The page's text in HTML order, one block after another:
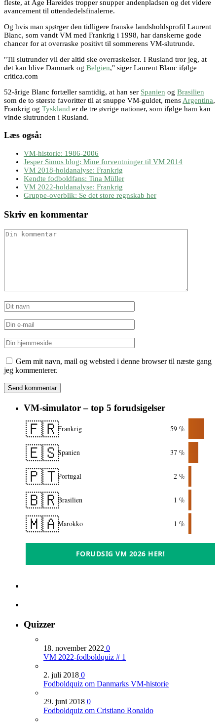
fleste, at Åge Hareides tropper snupper andenpladsen og det videre
avancement til ottendedelsfinalerne.
Og hvis man spørger den tidligere franske landsholdsprofil Laurent
Blanc, som vandt VM med Frankrig i 1998, har danskerne gode
chancer for at overraske positivt til sommerens VM-slutrunde.
"Til slutrunder vil der altid ske overraskelser. I Rusland tror jeg, at
det kan blive Danmark og Belgien," siger Laurent Blanc ifølge
critica.com
52-årige Blanc fortæller samtidig, at han ser Spanien og Brasilien
som de to største favoritter til at snuppe VM-guldet, mens Argentina,
Frankrig og Tyskland er de tre øvrige nationer, som ifølge ham kan
vinde slutrunden i Rusland.
Læs også:
VM-historie: 1986-2006
Jesper Simos blog: Mine forventninger til VM 2014
VM 2018-holdanalyse: Frankrig
Kendte fodboldfans: Tina Müller
VM 2022-holdanalyse: Frankrig
Gruppe-overblik: Se det store regnskab her
Skriv en kommentar
Gem mit navn, mail og websted i denne browser til næste gang
jeg kommenterer.
VM-simulator – top 5 forudsigelser
🇫🇷Frankrig 59 %
🇪🇸Spanien 37 %
🇵🇹Portugal 2 %
🇧🇷Brasilien 1 %
🇲🇦Marokko 1 %
FORUDSIG VM 2026 HER!
Quizzer
18. november 2022 0
VM 2022-fodboldquiz # 1
2. juli 2018 0
Fodboldquiz om Danmarks VM-historie
29. juni 2018 0
Fodboldquiz om Cristiano Ronaldo